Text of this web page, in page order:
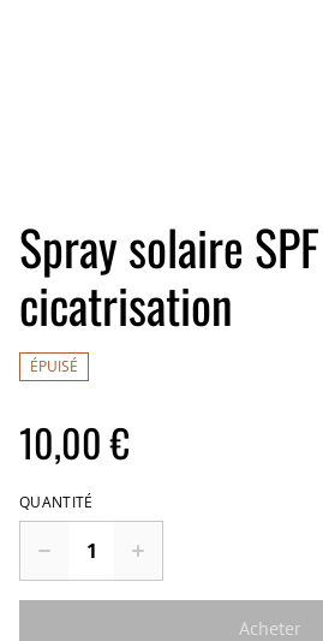
Spray solaire
cicatrisation
ÉPUISÉ
10,00 €
QUANTITÉ
Acheter